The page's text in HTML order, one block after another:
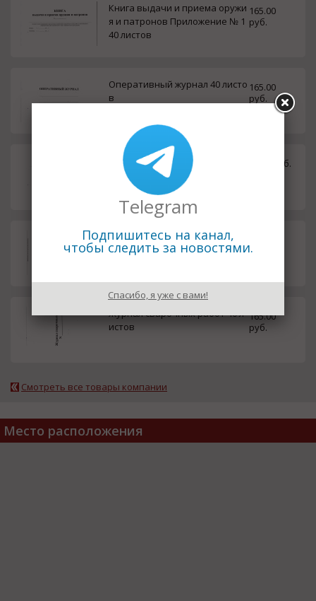
Книга выдачи и приема оружи
я и патронов Приложение № 1
40 листов
165.00
руб.
Оперативный журнал 40 листо
в
165.00
руб.
Журнал учёта огнетушителей
20 листов
85.00 руб.
Журнал регистрации предрей
совых, предсменных медицин руб.
Журнал сварочных работ 40 л
истов
165.00
руб.
Смотреть все товары компании
Место расположения
Telegram
Подпишитесь на канал,
чтобы следить за новостями.
Спасибо, я уже с вами!